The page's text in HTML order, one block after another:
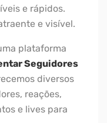
e rápidos.
e visível.
plataforma
Seguidores
diversos
reações,
e lives para